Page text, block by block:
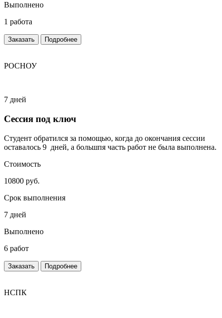
Выполнено
1 работа
Заказать Подробнее
РОСНОУ
7 дней
Сессия под ключ
Студент обратился за помощью, когда до окончания сессии
оставалось 9 дней, а большпя часть работ не была выполнена.
Стоимость
10800 руб.
Срок выполнения
7 дней
Выполнено
6 работ
Заказать Подробнее
НСПК